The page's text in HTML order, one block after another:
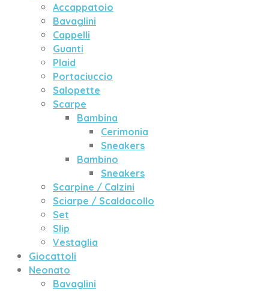
Accappatoio
Bavaglini
Cappelli
Guanti
Plaid
Portaciuccio
Salopette
Scarpe
Bambina
Cerimonia
Sneakers
Bambino
Sneakers
Scarpine / Calzini
Sciarpe / Scaldacollo
Set
Slip
Vestaglia
Giocattoli
Neonato
Bavaglini